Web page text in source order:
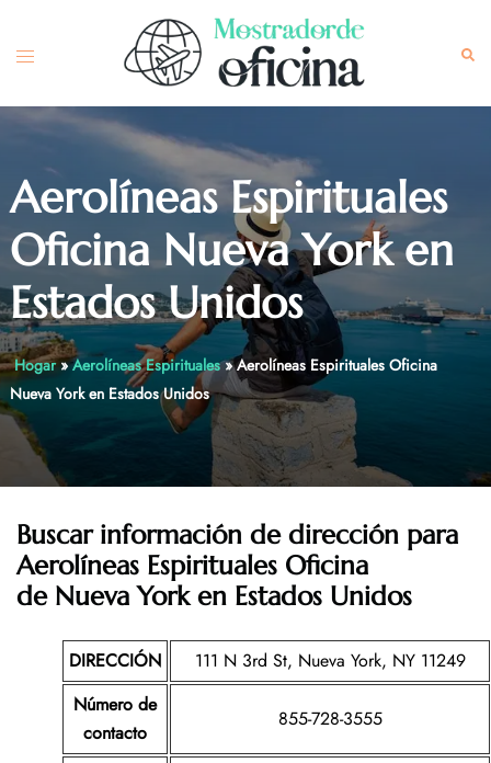
content
Toggle
Aerolíneas Espirituales
Oficina Nueva York en
Estados Unidos
Hogar»Aerolíneas Espirituales»Aerolíneas Espirituales Oficina
Nueva York en Estados Unidos
Buscar información de dirección para
Aerolíneas Espirituales Oficina
de Nueva York en Estados Unidos
DIRECCIÓN
111 N 3rd St, Nueva York, NY 11249
Número de
contacto
855-728-3555